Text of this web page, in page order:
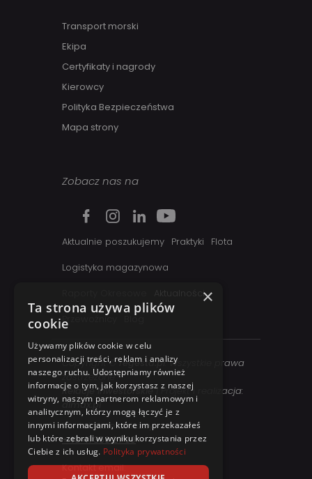
Transport morski
Ekipa
Certyfikaty i nagrody
Kierowcy
Polityka Bezpieczeństwa
Mapa strony
Zobacz nas na
Aktualnie poszukujemy Praktyki
Flota
Logistyka magazynowa
Aktualności
Przewoźnicy
Blog
Copyright ©regesta.pl. Wszystkie prawa
zastrzezone
Relacje inwestorskie| Projekt i realizacja:
dimax.pl
Kontakt telefoniczny:
+48 41 358 27 00
Kontakt email:
×
Ta strona używa plików
cookie
Używamy plików cookie w celu
personalizacji treści, reklam i analizy
naszego ruchu. Udostępniamy również
informacje o tym, jak korzystasz z naszej
witryny, naszym partnerom reklamowym i
analitycznym, którzy mogą łączyć je z
innymi informacjami, które im przekazałeś
lub które zebrali w wyniku korzystania przez
Ciebie z ich usług. Polityka prywatności